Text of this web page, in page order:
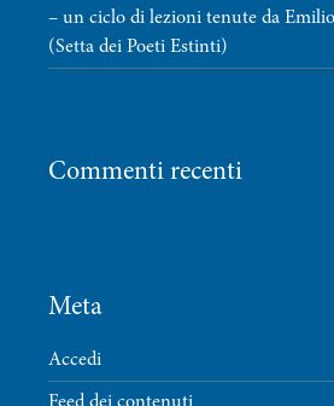
– un ciclo di lezioni tenute da
(Setta dei Poeti Estinti)
Commenti recenti
Meta
Accedi